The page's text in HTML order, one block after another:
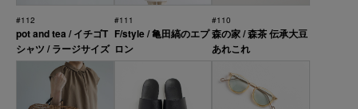
#112
pot and tea / イチゴT
シャツ / ラージサイズ
#111
F/style / 亀田縞のエプ
ロン
#110
森の家 / 森茶 伝承大豆
あれこれ